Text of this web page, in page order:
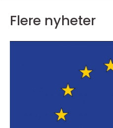
Flere nyheter